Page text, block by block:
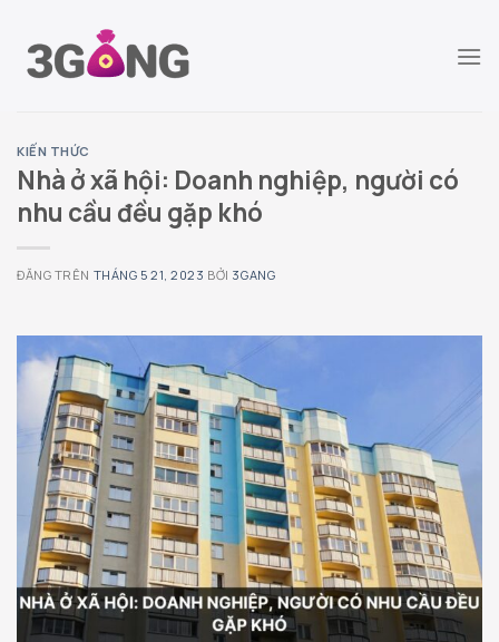
đến
KIẾN THỨC
Nhà ở xã hội: Doanh nghiệp, người có
nhu cầu đều gặp khó
ĐĂNG TRÊN THÁNG 5 21, 2023 BỞI 3GANG